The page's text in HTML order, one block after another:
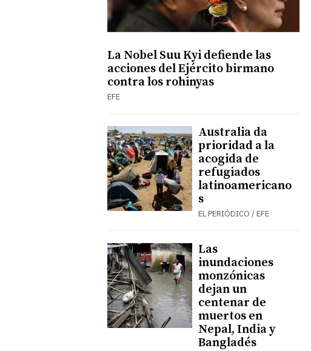
La Nobel Suu Kyi defiende las
acciones del Ejército birmano
contra los rohinyas
EFE
Australia da
prioridad a la
acogida de
refugiados
latinoamericano
s
EL PERIÓDICO / EFE
Las
inundaciones
monzónicas
dejan un
centenar de
muertos en
Nepal, India y
Bangladés